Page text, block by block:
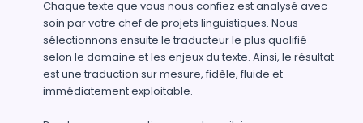
Chaque texte que vous nous confiez est analysé avec
soin par votre chef de projets linguistiques. Nous
sélectionnons ensuite le traducteur le plus qualifié
selon le domaine et les enjeux du texte. Ainsi, le résultat
est une traduction sur mesure, fidèle, fluide et
immédiatement exploitable.